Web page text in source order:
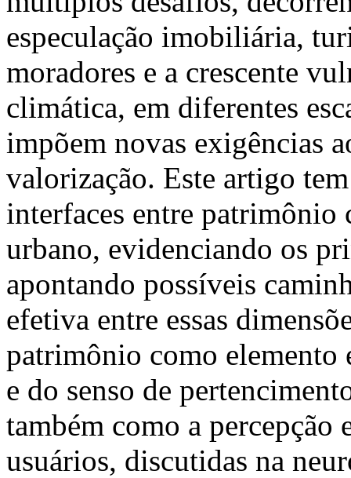
especulação imobiliária,
moradores e a crescente
climática, em diferentes
impõem novas exigências
valorização. Este artigo
interfaces entre patrimônio
urbano, evidenciando os
apontando possíveis
efetiva entre essas
patrimônio como elemento
e do senso de
também como a percepção
usuários, discutidas na